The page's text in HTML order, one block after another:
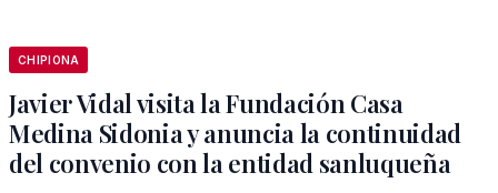
CHIPIONA
Javier Vidal visita la Fundación Casa
Medina Sidonia y anuncia la continuidad
del convenio con la entidad sanluqueña